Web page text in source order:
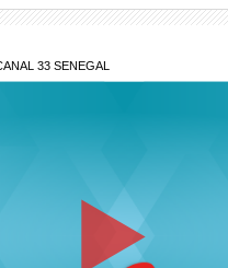
33 SENEGAL